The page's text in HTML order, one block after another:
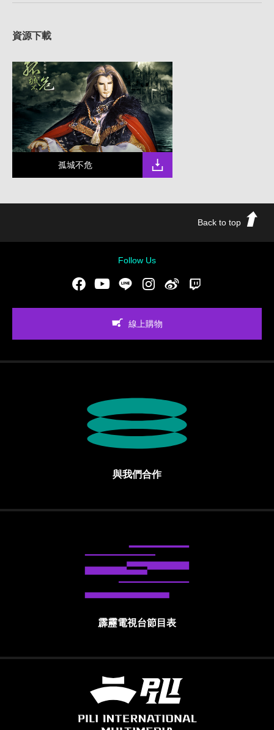
資源下載
孤城不危
Back to top
Follow Us
FacebookYoutubeLINE Instgram新浪微博
線上購物
與我們合作
霹靂電視台節目表
霹靂國際多媒體股份有限公司 PILI